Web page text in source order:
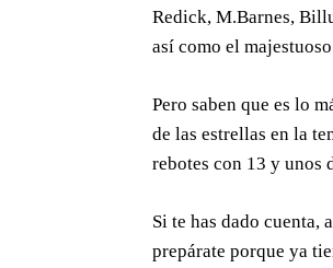
Redick, M.Barnes,
así como el
Pero saben que es lo
de las estrellas en la
rebotes con 13 y unos
Si te has dado cuenta,
prepárate porque ya